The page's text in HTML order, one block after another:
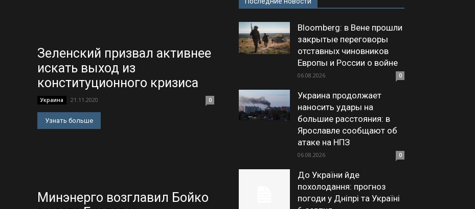
Зеленский призвал активнее
искать выход из
конституционного кризиса
Украина 21.11.2020 0
Узнать больше
Минэнерго возглавил Бойко
Bloomberg: в Вене прошли
закрытые переговоры
отставных чиновников
Европы и России о войне
06.08.2026 0
Украина продолжает
наносить удары на
большие расстояния: в
Ярославле сообщают об
атаке на НПЗ
06.08.2026 0
До України йде
похолодання: прогноз
погоди у Дніпрі та Україні